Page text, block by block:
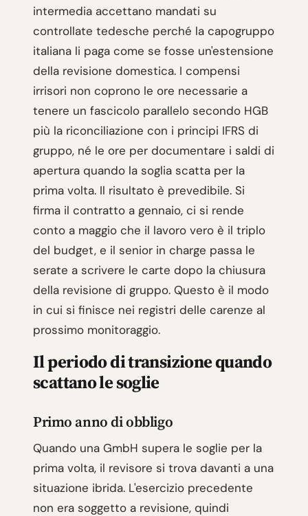
intermedia accettano mandati su
controllate tedesche perché la capogruppo
italiana li paga come se fosse un'estensione
della revisione domestica. I compensi
irrisori non coprono le ore necessarie a
tenere un fascicolo parallelo secondo HGB
più la riconciliazione con i principi IFRS di
gruppo, né le ore per documentare i saldi di
apertura quando la soglia scatta per la
prima volta. Il risultato è prevedibile. Si
firma il contratto a gennaio, ci si rende
conto a maggio che il lavoro vero è il triplo
del budget, e il senior in charge passa le
serate a scrivere le carte dopo la chiusura
della revisione di gruppo. Questo è il modo
in cui si finisce nei registri delle carenze al
prossimo monitoraggio.
Il periodo di transizione quando
scattano le soglie
Primo anno di obbligo
Quando una GmbH supera le soglie per la
prima volta, il revisore si trova davanti a una
situazione ibrida. L'esercizio precedente
non era soggetto a revisione, quindi